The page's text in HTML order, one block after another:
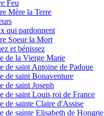
Feu
Mère la Terre
qui pardonnent
Soeur la Mort
et bénissez
de la Vierge Marie
de saint Antoine de Padoue
de saint Bonaventure
de saint Joseph
de saint Louis roi de France
de sainte Claire d'Assise
de sainte Elisabeth de Hongrie